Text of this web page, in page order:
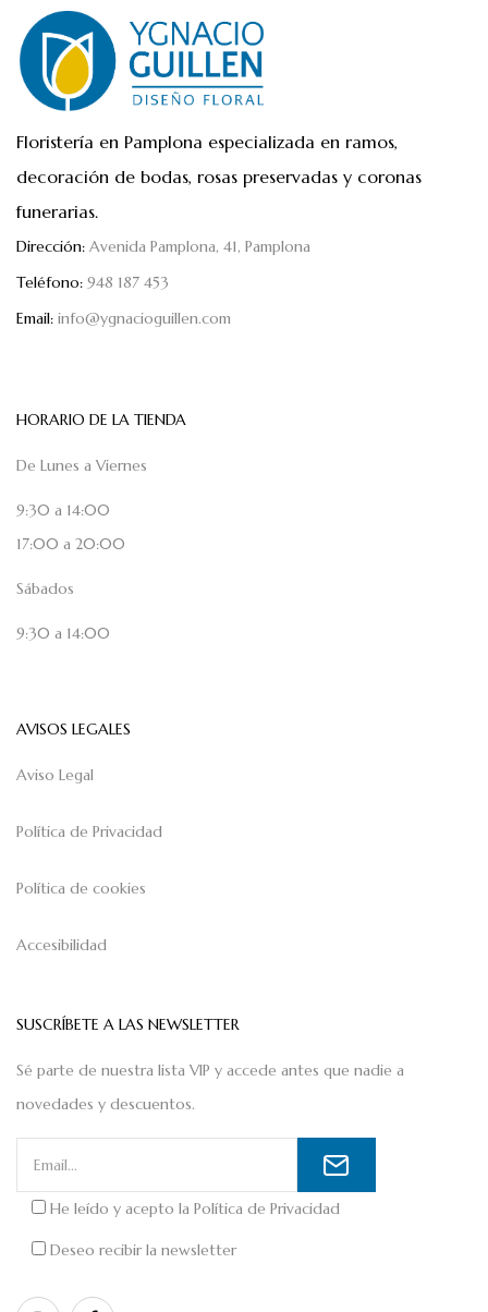
Floristería en Pamplona especializada en ramos,
decoración de bodas, rosas preservadas y coronas
funerarias.
Dirección: Avenida Pamplona, 41, Pamplona
Teléfono: 948 187 453
Email: info@ygnacioguillen.com
HORARIO DE LA TIENDA
De Lunes a Viernes
9:30 a 14:00
17:00 a 20:00
Sábados
9:30 a 14:00
AVISOS LEGALES
Aviso Legal
Política de Privacidad
Política de cookies
Accesibilidad
SUSCRÍBETE A LAS NEWSLETTER
Sé parte de nuestra lista VIP y accede antes que nadie a
novedades y descuentos.
He leído y acepto la Política de Privacidad
Deseo recibir la newsletter